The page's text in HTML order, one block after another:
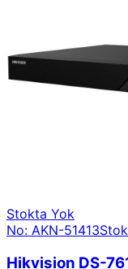
Stokta Yok
No: AKN-51413
Hikvision DS-